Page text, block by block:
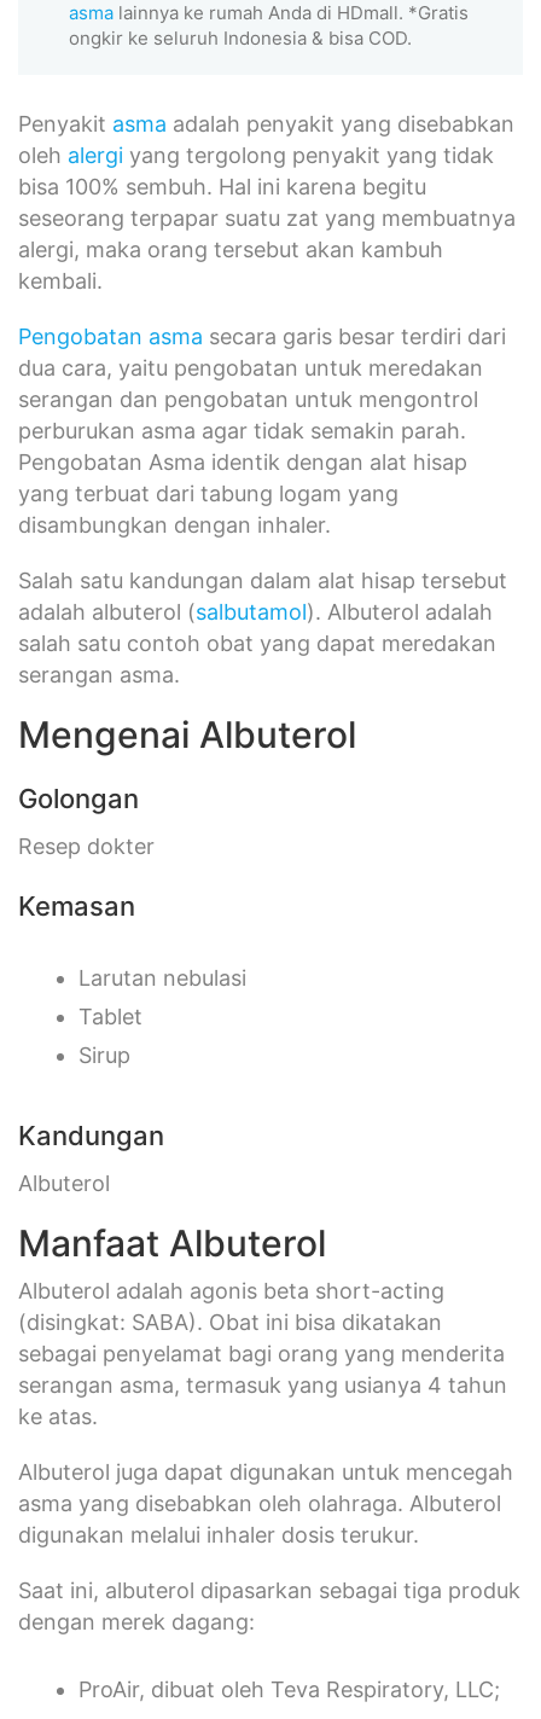
asma lainnya ke rumah Anda di HDmall. *Gratis
ongkir ke seluruh Indonesia & bisa COD.
Penyakit asma adalah penyakit yang disebabkan
oleh alergi yang tergolong penyakit yang tidak
bisa 100% sembuh. Hal ini karena begitu
seseorang terpapar suatu zat yang membuatnya
alergi, maka orang tersebut akan kambuh
kembali.
Pengobatan asma secara garis besar terdiri dari
dua cara, yaitu pengobatan untuk meredakan
serangan dan pengobatan untuk mengontrol
perburukan asma agar tidak semakin parah.
Pengobatan Asma identik dengan alat hisap
yang terbuat dari tabung logam yang
disambungkan dengan inhaler.
Salah satu kandungan dalam alat hisap tersebut
adalah albuterol (salbutamol). Albuterol adalah
salah satu contoh obat yang dapat meredakan
serangan asma.
Mengenai Albuterol
Golongan
Resep dokter
Kemasan
Larutan nebulasi
Tablet
Sirup
Kandungan
Albuterol
Manfaat Albuterol
Albuterol adalah agonis beta short-acting
(disingkat: SABA). Obat ini bisa dikatakan
sebagai penyelamat bagi orang yang menderita
serangan asma, termasuk yang usianya 4 tahun
ke atas.
Albuterol juga dapat digunakan untuk mencegah
asma yang disebabkan oleh olahraga. Albuterol
digunakan melalui inhaler dosis terukur.
Saat ini, albuterol dipasarkan sebagai tiga produk
dengan merek dagang:
ProAir, dibuat oleh Teva Respiratory, LLC;